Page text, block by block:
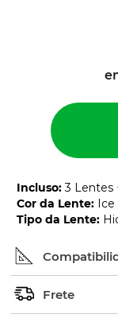
Incluso: 3 Lentes
Cor da Lente: Ice
Tipo da Lente:
Procure pelo
modelo no
Frete